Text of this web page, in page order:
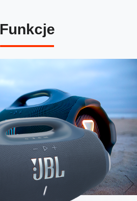
Funkcje